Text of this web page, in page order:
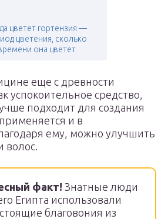
цветет гортензия —
цветения, сколько
она цветет
еще с древности
успокоительное средство,
подходит для создания
и в
ему, можно улучшить
волос.
факт! Знатные люди
Египта использовали
благовония из